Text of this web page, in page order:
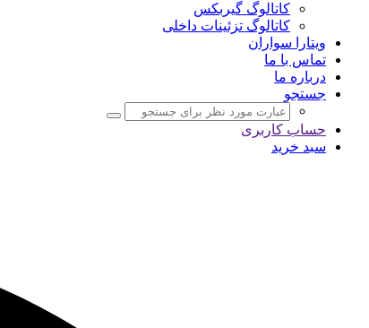
کاتالوگ گیربکس
کاتالوگ تزئینات داخلی
ویتارا سواران
تماس با ما
درباره ما
جستجو
حساب کاربری
سبد خرید